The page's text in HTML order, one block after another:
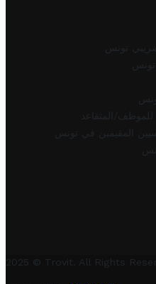
تونس
المتقاعد
المقيمين في تونس
2025 © Trovit. All Rights